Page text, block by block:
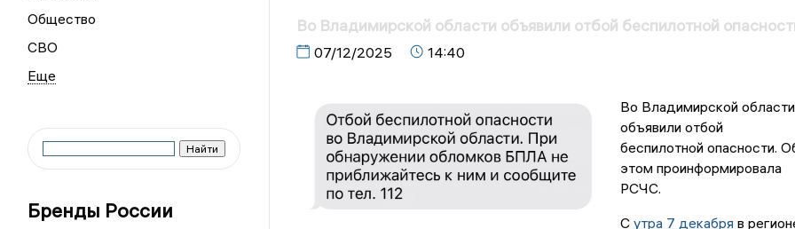
Общество
СВО
Бренды России
Во Владимирской области объявили отбой беспилотной
07/12/2025 14:40
Во Владимирской области
объявили отбой
беспилотной опасности.
этом проинформировала
РСЧС.
С утра 7 декабряв